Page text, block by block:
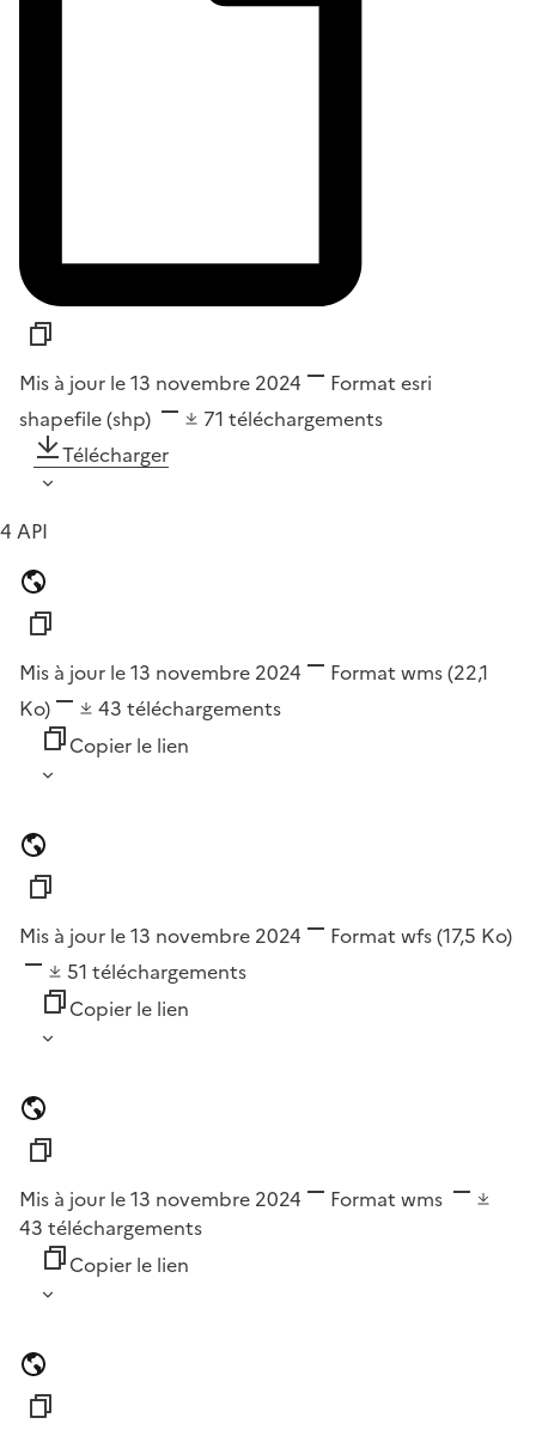
Mis à jour le 13 novembre 2024 Format esri
shapefile (shp)
71 téléchargements
Télécharger
4 API
Mis à jour le 13 novembre 2024 Format wms(22,1
Ko)
43 téléchargements
Copier le lien
Mis à jour le 13 novembre 2024 Format wfs(17,5 Ko)
51 téléchargements
Copier le lien
Mis à jour le 13 novembre 2024 Format wms
43 téléchargements
Copier le lien